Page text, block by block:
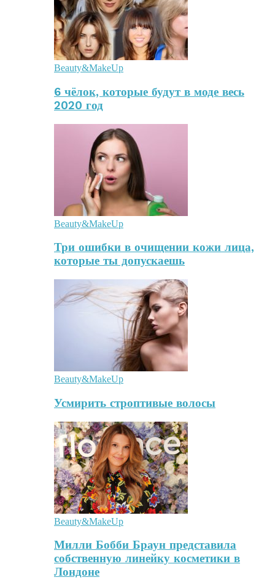
Beauty&MakeUp
6 чёлок, которые будут в моде весь
2020 год
Beauty&MakeUp
Три ошибки в очищении кожи лица,
которые ты допускаешь
Beauty&MakeUp
Усмирить строптивые волосы
Beauty&MakeUp
Милли Бобби Браун представила
собственную линейку косметики в
Лондоне